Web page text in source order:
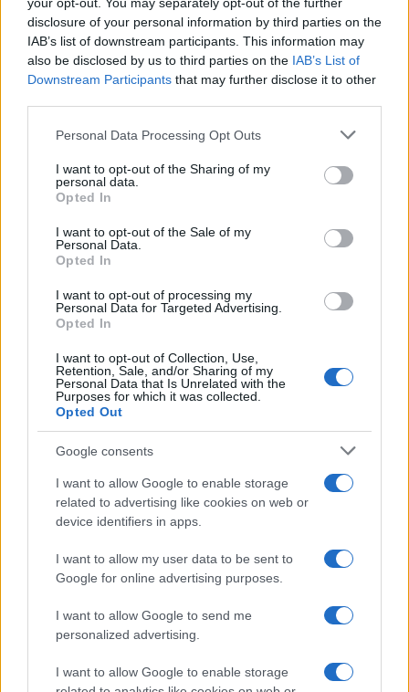
disclosure of your personal information by third parties on the
IAB’s list of downstream participants. This information may
also be disclosed by us to third parties on the IAB’s List of
Downstream Participants that may further disclose it to other
Please note that this website/app uses one or more Google
not limited to your visit or usage behaviour. You may click to
grant or deny consent to Google and its third-party tags to
use your data for below specified purposes in below Google
consent section.
Personal Data Processing Opt Outs
I want to opt-out of the Sharing of my
personal data.
Opted In
I want to opt-out of the Sale of my
Personal Data.
Opted In
I want to opt-out of processing my
Personal Data for Targeted Advertising.
Opted In
I want to opt-out of Collection, Use,
Retention, Sale, and/or Sharing of my
Personal Data that Is Unrelated with the
Purposes for which it was collected.
Opted Out
Google consents
I want to allow Google to enable storage
related to advertising like cookies on web or
device identifiers in apps.
I want to allow my user data to be sent to
Google for online advertising purposes.
I want to allow Google to send me
personalized advertising.
I want to allow Google to enable storage
Continua a leggere
LUOGHI DA VEDERE